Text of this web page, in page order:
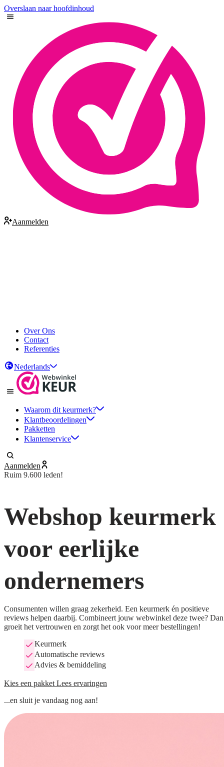
Overslaan naar hoofdinhoud
Aanmelden
Over Ons
Contact
Referenties
Nederlands
Waarom dit keurmerk?
Klantbeoordelingen
Pakketten
Klantenservice
Aanmelden
Ruim 9.600 leden!
Webshop keurmerk
voor eerlijke
ondernemers
Consumenten willen graag zekerheid. Een keurmerk én positieve
reviews helpen daarbij. Combineert jouw webwinkel deze twee? Dan
groeit het vertrouwen en zorgt het ook voor meer bestellingen!
Keurmerk
Automatische reviews
Advies & bemiddeling
Kies een pakket Lees ervaringen
...en sluit je vandaag nog aan!